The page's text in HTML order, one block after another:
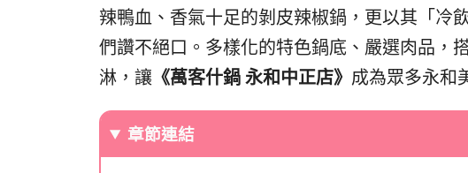
辣鴨血、香氣十足的剝皮辣椒鍋，更以其「冷
們讚不絕口。多樣化的特色鍋底、嚴選肉品，
淋，讓 《萬客什鍋 永和中正店》 成為眾多永和
章節連結